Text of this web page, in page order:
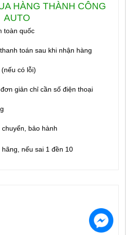
HÀNG THÀNH CÔNG
AUTO
toàn quốc
toán sau khi nhận hàng
có lỗi)
giản chỉ cần số điện thoại
bảo hành
nếu sai 1 đền 10